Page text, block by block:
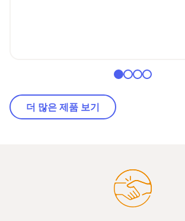
더 많은 제품 보기